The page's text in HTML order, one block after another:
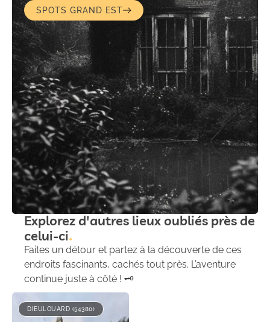
SPOTS GRAND EST
Explorez d'autres lieux oubliés près de
celui-ci
Faites un détour et partez à la découverte de ces
endroits fascinants, cachés tout près. L’aventure
continue juste à côté ! 🗝️
DIEULOUARD (54380)